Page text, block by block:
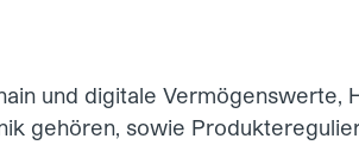
und digitale Vermögenswerte,
gehören, sowie